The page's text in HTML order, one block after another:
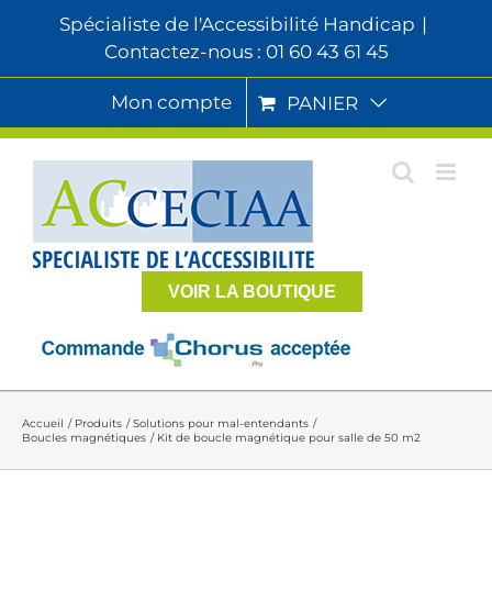
Spécialiste de l'Accessibilité Handicap |
Contactez-nous : 01 60 43 61 45
Mon compte PANIER
VOIR LA BOUTIQUE
Accueil Produits
Solutions pour mal-entendants
Boucles magnétiques
Kit de boucle magnétique pour salle de 50 m2